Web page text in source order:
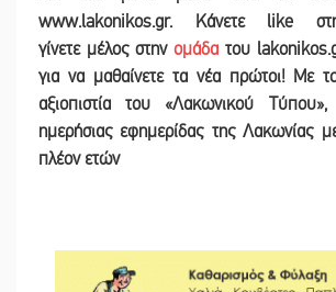
www.lakonikos.gr. Κάνετε like
γίνετε μέλος στην ομάδα του
για να μαθαίνετε τα νέα πρώτοι! Με
αξιοπιστία του «Λακωνικού Τύπου»,
ημερήσιας εφημερίδας της Λακωνίας
πλέον ετών